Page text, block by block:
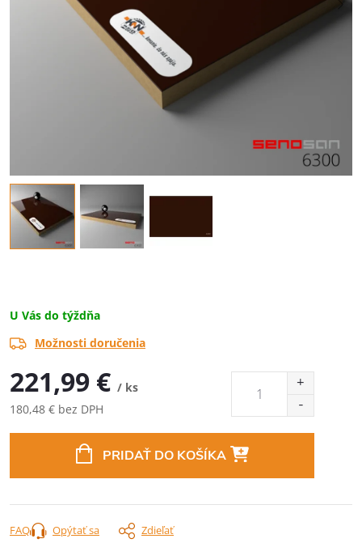
U Vás do týždňa
Možnosti doručenia
221,99 € / ks
180,48 € bez DPH
PRIDAŤ DO KOŠÍKA
Opýtať sa Zdieľať
FAQ